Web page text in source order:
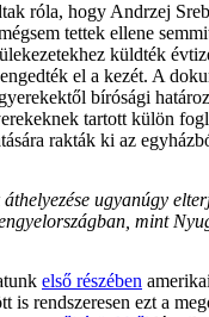
róla, hogy Andrzej
tettek ellene
küldték
el a kezét. A
bírósági
tartott külön
rakták ki az
ugyanúgy
mint
első részében
is rendszeresen ezt a